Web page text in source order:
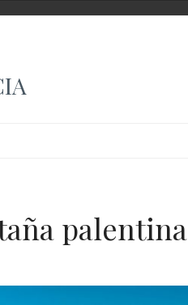
palentina